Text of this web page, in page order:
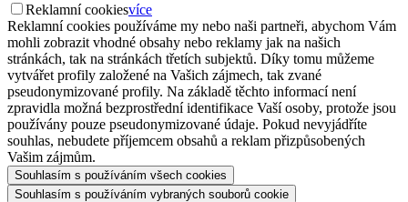
Reklamní cookiesvíce
Reklamní cookies používáme my nebo naši partneři, abychom Vám
mohli zobrazit vhodné obsahy nebo reklamy jak na našich
stránkách, tak na stránkách třetích subjektů. Díky tomu můžeme
vytvářet profily založené na Vašich zájmech, tak zvané
pseudonymizované profily. Na základě těchto informací není
zpravidla možná bezprostřední identifikace Vaší osoby, protože jsou
používány pouze pseudonymizované údaje. Pokud nevyjádříte
souhlas, nebudete příjemcem obsahů a reklam přizpůsobených
Vašim zájmům.
Souhlasím s používáním všech cookies
Souhlasím s používáním vybraných souborů cookie